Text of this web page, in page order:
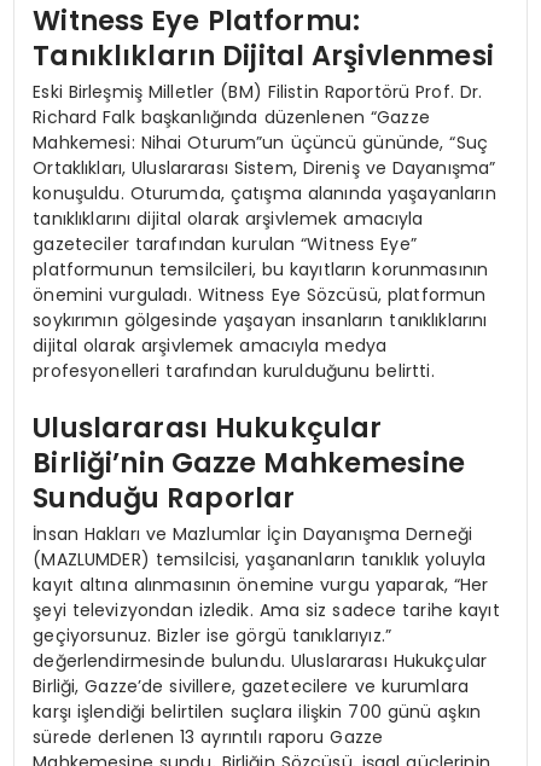
Witness Eye Platformu:
Tanıklıkların Dijital Arşivlenmesi
Eski Birleşmiş Milletler (BM) Filistin Raportörü Prof. Dr.
Richard Falk başkanlığında düzenlenen “Gazze
Mahkemesi: Nihai Oturum”un üçüncü gününde, “Suç
Ortaklıkları, Uluslararası Sistem, Direniş ve Dayanışma”
konuşuldu. Oturumda, çatışma alanında yaşayanların
tanıklıklarını dijital olarak arşivlemek amacıyla
gazeteciler tarafından kurulan “Witness Eye”
platformunun temsilcileri, bu kayıtların korunmasının
önemini vurguladı. Witness Eye Sözcüsü, platformun
soykırımın gölgesinde yaşayan insanların tanıklıklarını
dijital olarak arşivlemek amacıyla medya
profesyonelleri tarafından kurulduğunu belirtti.
Uluslararası Hukukçular
Birliği’nin Gazze Mahkemesine
Sunduğu Raporlar
İnsan Hakları ve Mazlumlar İçin Dayanışma Derneği
(MAZLUMDER) temsilcisi, yaşananların tanıklık yoluyla
kayıt altına alınmasının önemine vurgu yaparak, “Her
şeyi televizyondan izledik. Ama siz sadece tarihe kayıt
geçiyorsunuz. Bizler ise görgü tanıklarıyız.”
değerlendirmesinde bulundu. Uluslararası Hukukçular
Birliği, Gazze’de sivillere, gazetecilere ve kurumlara
karşı işlendiği belirtilen suçlara ilişkin 700 günü aşkın
sürede derlenen 13 ayrıntılı raporu Gazze